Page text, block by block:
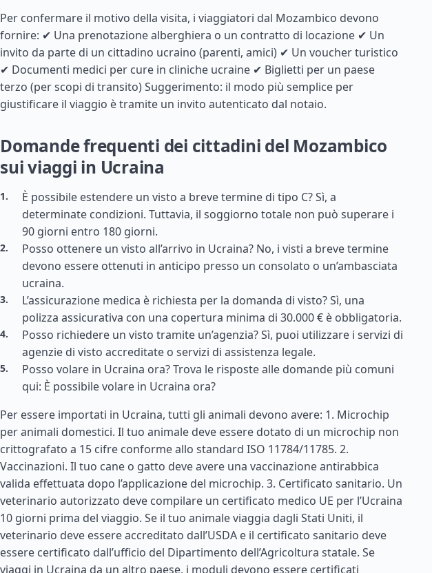
Per confermare il motivo della visita, i viaggiatori dal Mozambico devono
fornire: ✔ Una prenotazione alberghiera o un contratto di locazione ✔ Un
invito da parte di un cittadino ucraino (parenti, amici) ✔ Un voucher turistico
✔ Documenti medici per cure in cliniche ucraine ✔ Biglietti per un paese
terzo (per scopi di transito) Suggerimento: il modo più semplice per
giustificare il viaggio è tramite un invito autenticato dal notaio.
Domande frequenti dei cittadini del Mozambico
sui viaggi in Ucraina
È possibile estendere un visto a breve termine di tipo C? Sì, a
determinate condizioni. Tuttavia, il soggiorno totale non può superare i
90 giorni entro 180 giorni.
Posso ottenere un visto all’arrivo in Ucraina? No, i visti a breve termine
devono essere ottenuti in anticipo presso un consolato o un’ambasciata
ucraina.
L’assicurazione medica è richiesta per la domanda di visto? Sì, una
polizza assicurativa con una copertura minima di 30.000 € è obbligatoria.
Posso richiedere un visto tramite un’agenzia? Sì, puoi utilizzare i servizi di
agenzie di visto accreditate o servizi di assistenza legale.
Posso volare in Ucraina ora? Trova le risposte alle domande più comuni
qui: È possibile volare in Ucraina ora?
Per essere importati in Ucraina, tutti gli animali devono avere: 1. Microchip
per animali domestici. Il tuo animale deve essere dotato di un microchip non
crittografato a 15 cifre conforme allo standard ISO 11784/11785. 2.
Vaccinazioni. Il tuo cane o gatto deve avere una vaccinazione antirabbica
valida effettuata dopo l’applicazione del microchip. 3. Certificato sanitario. Un
veterinario autorizzato deve compilare un certificato medico UE per l’Ucraina
10 giorni prima del viaggio. Se il tuo animale viaggia dagli Stati Uniti, il
veterinario deve essere accreditato dall’USDA e il certificato sanitario deve
essere certificato dall’ufficio del Dipartimento dell’Agricoltura statale. Se
viaggi in Ucraina da un altro paese, i moduli devono essere certificati